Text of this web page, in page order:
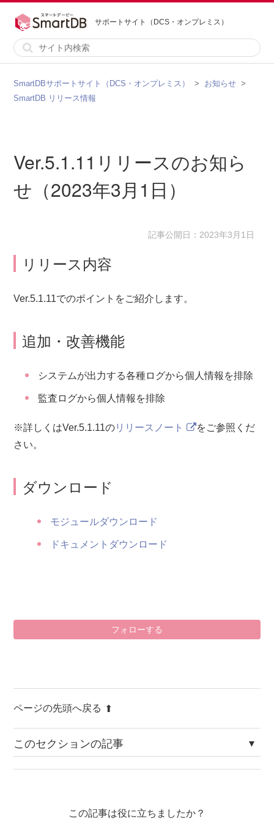
サポートサイト（DCS・オンプレミス）
SmartDBサポートサイト（DCS・オンプレミス）
お知らせ
SmartDB リリース情報
Ver.5.1.11リリースのお知ら
せ（2023年3月1日）
記事公開日：2023年3月1日
リリース内容
Ver.5.1.11でのポイントをご紹介します。
追加・改善機能
システムが出力する各種ログから個人情報を排除
監査ログから個人情報を排除
※詳しくはVer.5.1.11のリリースノート
をご参照くだ
さい。
ダウンロード
モジュールダウンロード
ドキュメントダウンロード
フォローする
ページの先頭へ戻る
このセクションの記事
この記事は役に立ちましたか？